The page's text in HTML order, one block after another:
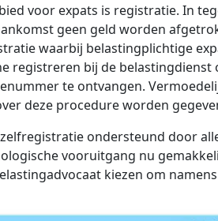
voor expats is registratie. In
geen geld worden
waarbij belastingplichtige
registreren bij de belastingdienst
te ontvangen.
deze procedure worden
ondersteund door
vooruitgang nu
kiezen om